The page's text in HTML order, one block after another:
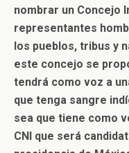
nombrar un Concejo
representantes
los pueblos, tribus y
este concejo se
tendrá como voz a
que tenga sangre
sea que tiene como
CNI que será